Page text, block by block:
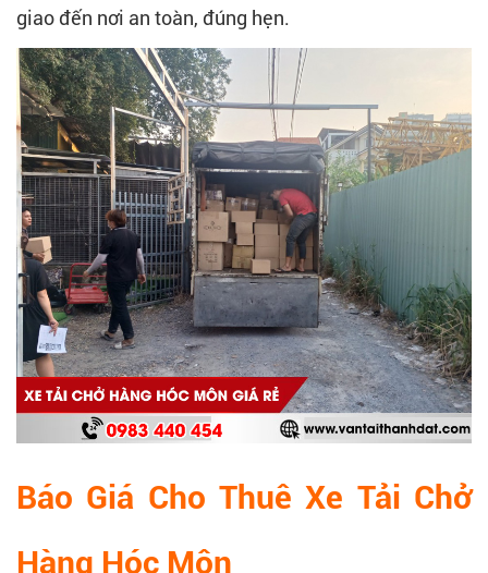
giao đến nơi an toàn, đúng hẹn.
Báo Giá Cho Thuê Xe Tải Chở
Hàng Hóc Môn